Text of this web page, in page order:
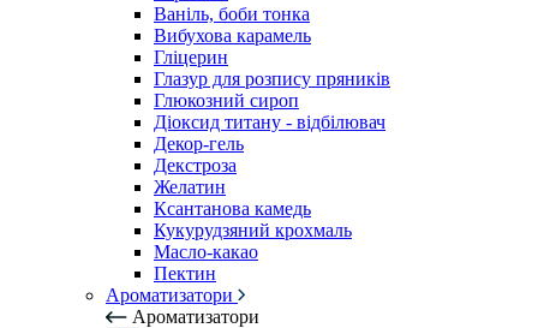
Ваніль, боби тонка
Вибухова карамель
Гліцерин
Глазур для розпису пряників
Глюкозний сироп
Діоксид титану - відбілювач
Декор-гель
Декстроза
Желатин
Ксантанова камедь
Кукурудзяний крохмаль
Масло-какао
Пектин
Ароматизатори
Ароматизатори